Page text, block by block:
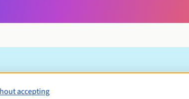
Toelatingsvoorwaarden
accepting